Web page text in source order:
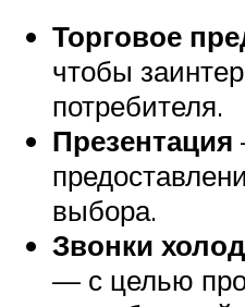
Торговое
чтобы
потребителя.
Презентация
выбора.
Звонки
— с целью